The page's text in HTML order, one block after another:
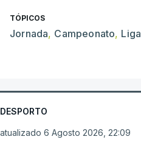
TÓPICOS
Jornada, Campeonato, Liga
DESPORTO
atualizado 6 Agosto 2026, 22:09